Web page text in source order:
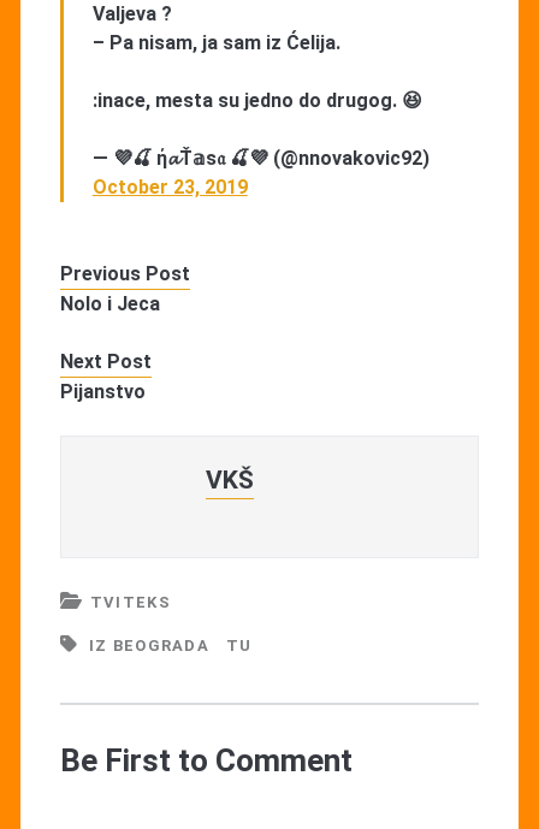
Valjeva ?
– Pa nisam, ja sam iz Ćelija.
:inace, mesta su jedno do drugog. 😆
— 💜🍒 ή𝓪Ť𝕒s𝔞 🍒💜 (@nnovakovic92)
October 23, 2019
Previous Post
Nolo i Jeca
Next Post
Pijanstvo
VKŠ
TVITEKS
IZ BEOGRADA TU
Be First to Comment